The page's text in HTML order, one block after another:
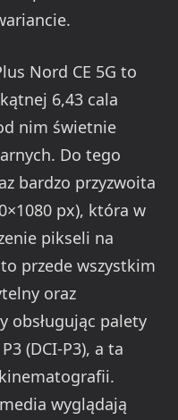
Nord CE 5G to
6,43 cala
nim świetnie
Do tego
bardzo przyzwoita
px), która w
pikseli na
przede wszystkim
oraz
obsługując palety
(DCI-P3), a ta
wyglądają